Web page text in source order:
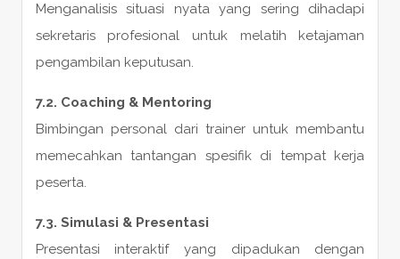
Menganalisis situasi nyata yang sering dihadapi
sekretaris profesional untuk melatih ketajaman
pengambilan keputusan.
7.2. Coaching & Mentoring
Bimbingan personal dari trainer untuk membantu
memecahkan tantangan spesifik di tempat kerja
peserta.
7.3. Simulasi & Presentasi
Presentasi interaktif yang dipadukan dengan